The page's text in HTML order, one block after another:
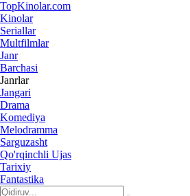
TopKinolar.com
Kinolar
Seriallar
Multfilmlar
Janr
Barchasi
Janrlar
Jangari
Drama
Komediya
Melodramma
Sarguzasht
Qo'rqinchli Ujas
Tarixiy
Fantastika